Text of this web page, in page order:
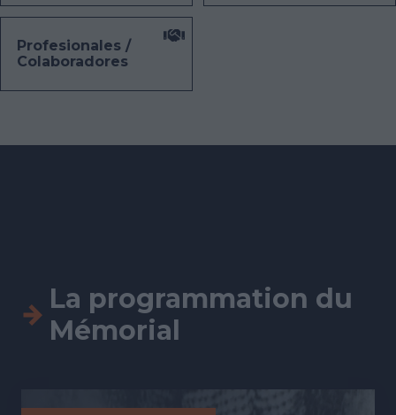
Profesionales /
Colaboradores
La programmation du
Mémorial